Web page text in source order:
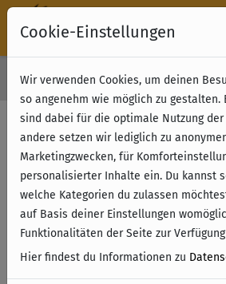
Kostenloser Versand & Retoure ab 49 €
Cookie-Einstellungen
Wir verwenden Cookies, um deinen
so angenehm wie möglich zu gestalten.
sind dabei für die optimale Nutzung
andere setzen wir lediglich zu
Marketingzwecken, für
personalisierter Inhalte ein. Du kannst
welche Kategorien du zulassen
auf Basis deiner Einstellungen
Funktionalitäten der Seite zur
Hier findest du Informationen zu